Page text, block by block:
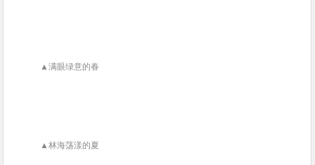
▲满眼绿意的春
▲林海荡漾的夏